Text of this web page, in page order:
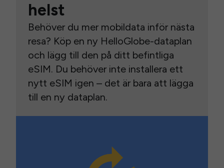
helst
Behöver du mer mobildata inför nästa
resa? Köp en ny HelloGlobe-dataplan
och lägg till den på ditt befintliga
eSIM. Du behöver inte installera ett
nytt eSIM igen – det är bara att lägga
till en ny dataplan.